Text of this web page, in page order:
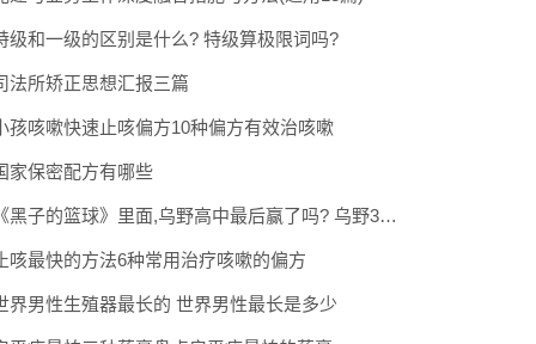
级和一级的区别是什么? 特级算极限词吗?
法所矫正思想汇报三篇
孩咳嗽快速止咳偏方10种偏方有效治咳嗽
家保密配方有哪些
《黑子的篮球》里面,乌野高中最后赢了吗? 乌野3年拿到全国冠军了吗
咳最快的方法6种常用治疗咳嗽的偏方
界男性生殖器最长的 世界男性最长是多少